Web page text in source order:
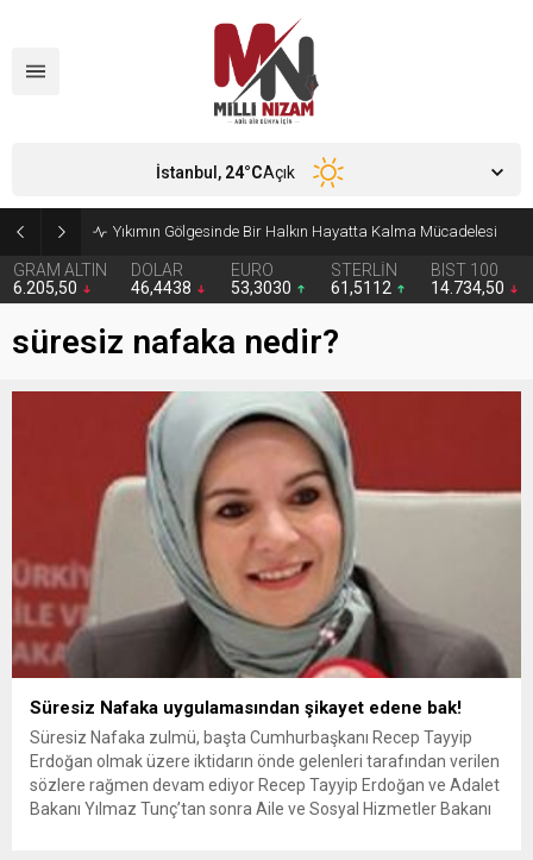
İran Cenevre’ye heyet göndermedi
GRAM ALTIN
6.205,50
DOLAR
46,4438
EURO
53,3030
STERLİN
61,5112
BIST 100
14.734,50
İstanbul, 24°CAçık
süresiz nafaka nedir?
Süresiz Nafaka uygulamasından şikayet edene bak!
Süresiz Nafaka zulmü, başta Cumhurbaşkanı Recep Tayyip
Erdoğan olmak üzere iktidarın önde gelenleri tarafından verilen
sözlere rağmen devam ediyor Recep Tayyip Erdoğan ve Adalet
Bakanı Yılmaz Tunç’tan sonra Aile ve Sosyal Hizmetler Bakanı